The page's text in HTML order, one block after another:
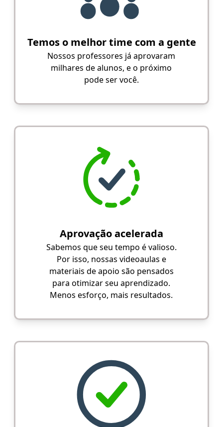
Temos o melhor time com a gente
Nossos professores já aprovaram
milhares de alunos, e o próximo
pode ser você.
Aprovação acelerada
Sabemos que seu tempo é valioso.
Por isso, nossas videoaulas e
materiais de apoio são pensados
para otimizar seu aprendizado.
Menos esforço, mais resultados.